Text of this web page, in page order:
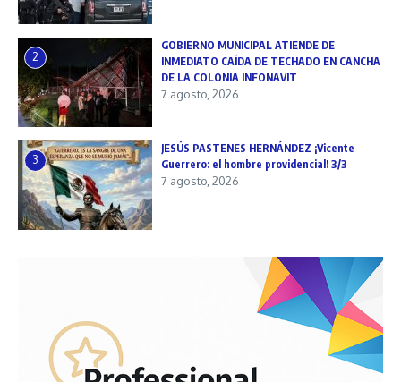
2
GOBIERNO MUNICIPAL ATIENDE DE
INMEDIATO CAÍDA DE TECHADO EN CANCHA
DE LA COLONIA INFONAVIT
7 agosto, 2026
3
JESÚS PASTENES HERNÁNDEZ ¡Vicente
Guerrero: el hombre providencial! 3/3
7 agosto, 2026